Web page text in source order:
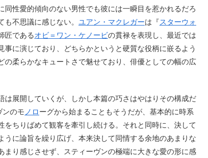
性愛的傾向のない男性でも彼には一瞬目を惹かれるだろ
不思議に感じない。 ユアン・マクレガーは『スターウォ
匠であるオビ＝ワン・ケノービの貫禄を表現し、最近では
事に演じており、どちらかというと硬質な役柄に嵌るよう
柔らかなキュートさで魅せており、俳優としての幅の広
は展開していくが、しかし本篇の巧さはやはりその構成だ
ンのモ ノローグから始まることもそうだが、基本的に時系
ちりばめて観客を牽引し続ける。それと同時に、決して
に論旨を繰り広げ、本来決して同情する余地のあまりな
り感じさせず、スティーヴンの極端に大きな愛の形に感